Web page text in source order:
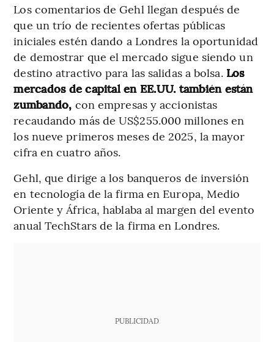
Los comentarios de Gehl llegan después de
que un trío de recientes ofertas públicas
iniciales estén dando a Londres la oportunidad
de demostrar que el mercado sigue siendo un
destino atractivo para las salidas a bolsa. Los
mercados de capital en EE.UU. también están
zumbando, con empresas y accionistas
recaudando más de US$255.000 millones en
los nueve primeros meses de 2025, la mayor
cifra en cuatro años.
Gehl, que dirige a los banqueros de inversión
en tecnología de la firma en Europa, Medio
Oriente y África, hablaba al margen del evento
anual TechStars de la firma en Londres.
PUBLICIDAD